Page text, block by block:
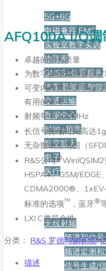
5G+6G
电磁兼容 EMC
实验室教学实训
物联网
GNSS+位置服务
汽车·新能源·智
交通运输
数据中心
时钟+频率
航空航天
电子
医疗
无线射频
频谱和信
频谱监测和
信号生成/
AFQ100A I/Q调
卓越的信号质量
为数字通信系统量身定
可变内存时钟速率
有用的信号
射频带宽200MHz
长信号持续时间高达1g
无杂散动态范围（
R&S公司®WinIQSIM2
HSPA+、GSM/EDGE
CDMA2000®、
标准的选项™ ，蓝牙®
LXI C类符合性
分类： R&S 罗德与施瓦茨,
描述